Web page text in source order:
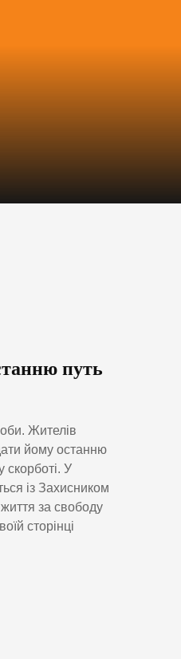
путь
Жителів
йому останню
У
із Захисником
за свободу
сторінці